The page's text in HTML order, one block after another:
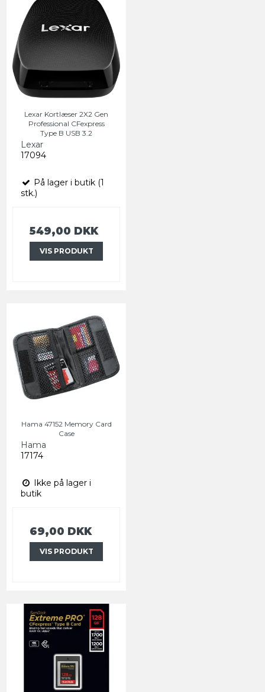
Lexar Kortlæser 2X2 Gen
Professional CFexpress
Type B USB 3.2
Lexar
17094
På lager i butik (1
stk.)
549,00 DKK
VIS PRODUKT
Hama 47152 Memory Card
Case
Hama
17174
Ikke på lager i
butik
69,00 DKK
VIS PRODUKT